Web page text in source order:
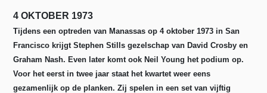
4 OKTOBER 1973
Tijdens een optreden van Manassas op 4 oktober 1973 in San
Francisco krijgt Stephen Stills gezelschap van David Crosby en
Graham Nash. Even later komt ook Neil Young het podium op.
Voor het eerst in twee jaar staat het kwartet weer eens
gezamenlijk op de planken. Zij spelen in een set van vijftig